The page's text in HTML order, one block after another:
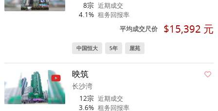
8宗 近期成交
4.1% 租务回报率
平均成交尺价 $15,392 元
中国恒大 5年 屋苑
映筑
长沙湾
12宗 近期成交
3.6% 租务回报率